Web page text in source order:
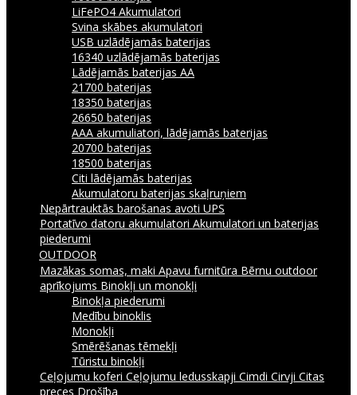
LiFePO4 Akumulatori
Svina skābes akumulatori
USB uzlādējamās baterijas
16340 uzlādējamās baterijas
Lādējamās baterijas AA
21700 baterijas
18350 baterijas
26650 baterijas
AAA akumuliatori, lādējamās baterijas
20700 baterijas
18500 baterijas
Citi lādējamās baterijas
Akumulatoru baterijas skaļruņiem
Nepārtrauktās barošanas avoti UPS
Portatīvo datoru akumulatori Akumulatori un baterijas
piederumi
OUTDOOR
Mazākas somas, maki Apavu furnitūra Bērnu outdoor
aprīkojums Binokļi un monokļi
Binokļa piederumi
Medību binoklis
Monokļi
Smērēšanas tēmekļi
Tūristu binokļi
Ceļojumu koferi Ceļojumu ledusskapji Cimdi Cirvji Citas
preces Drošība